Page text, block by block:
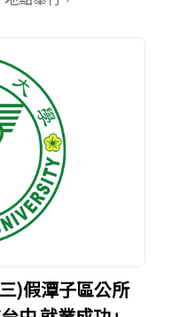
)假潭子區公所